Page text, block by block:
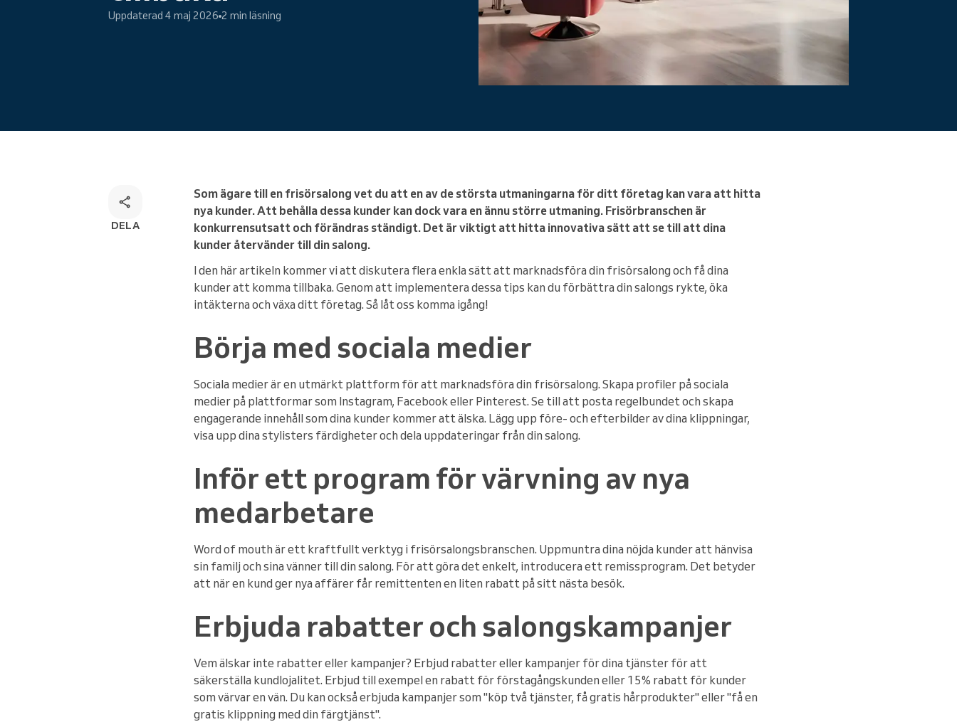
Uppdaterad 4 maj 2026 2 min läsning
DELA
Som ägare till en frisörsalong vet du att en av de största utmaningarna för ditt företag kan vara att hitta
nya kunder. Att behålla dessa kunder kan dock vara en ännu större utmaning. Frisörbranschen är
konkurrensutsatt och förändras ständigt. Det är viktigt att hitta innovativa sätt att se till att dina
kunder återvänder till din salong.
I den här artikeln kommer vi att diskutera flera enkla sätt att marknadsföra din frisörsalong och få dina
kunder att komma tillbaka. Genom att implementera dessa tips kan du förbättra din salongs rykte, öka
intäkterna och växa ditt företag. Så låt oss komma igång!
Börja med sociala medier
Sociala medier är en utmärkt plattform för att marknadsföra din frisörsalong. Skapa profiler på sociala
medier på plattformar som Instagram, Facebook eller Pinterest. Se till att posta regelbundet och skapa
engagerande innehåll som dina kunder kommer att älska. Lägg upp före- och efterbilder av dina klippningar,
visa upp dina stylisters färdigheter och dela uppdateringar från din salong.
Inför ett program för värvning av nya
medarbetare
Word of mouth är ett kraftfullt verktyg i frisörsalongsbranschen. Uppmuntra dina nöjda kunder att hänvisa
sin familj och sina vänner till din salong. För att göra det enkelt, introducera ett remissprogram. Det betyder
att när en kund ger nya affärer får remittenten en liten rabatt på sitt nästa besök.
Erbjuda rabatter och salongskampanjer
Vem älskar inte rabatter eller kampanjer? Erbjud rabatter eller kampanjer för dina tjänster för att
säkerställa kundlojalitet. Erbjud till exempel en rabatt för förstagångskunden eller 15% rabatt för kunder
som värvar en vän. Du kan också erbjuda kampanjer som "köp två tjänster, få gratis hårprodukter" eller "få en
gratis klippning med din färgtjänst".